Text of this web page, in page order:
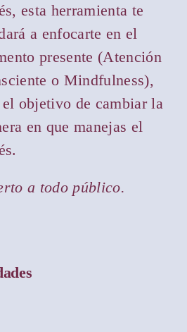
esta herramienta te
a enfocarte en el
presente (Atención
o Mindfulness),
objetivo de cambiar la
en que manejas el
a todo público.